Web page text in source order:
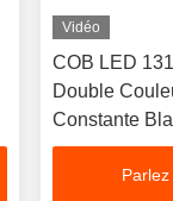
Vidéo
COB LED
Double
Constante
Froid